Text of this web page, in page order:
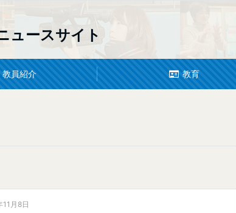
ュースサイト
教員紹介 教育
月8日